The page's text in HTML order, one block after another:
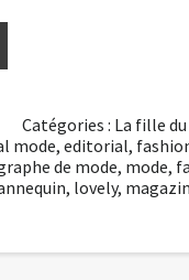
Catégories : La fille
mode, editorial,
de mode, mode,
, lovely,